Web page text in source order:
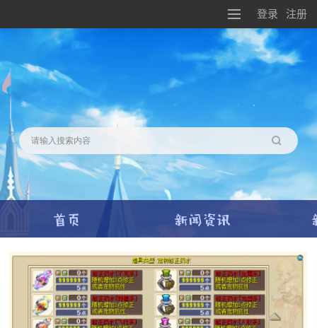
登录 注册